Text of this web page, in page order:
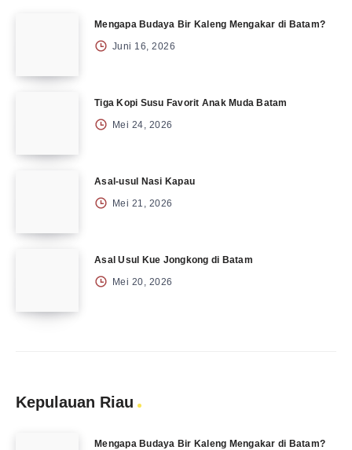
Mengapa Budaya Bir Kaleng Mengakar di Batam?
Juni 16, 2026
Tiga Kopi Susu Favorit Anak Muda Batam
Mei 24, 2026
Asal-usul Nasi Kapau
Mei 21, 2026
Asal Usul Kue Jongkong di Batam
Mei 20, 2026
Kepulauan Riau
Mengapa Budaya Bir Kaleng Mengakar di Batam?